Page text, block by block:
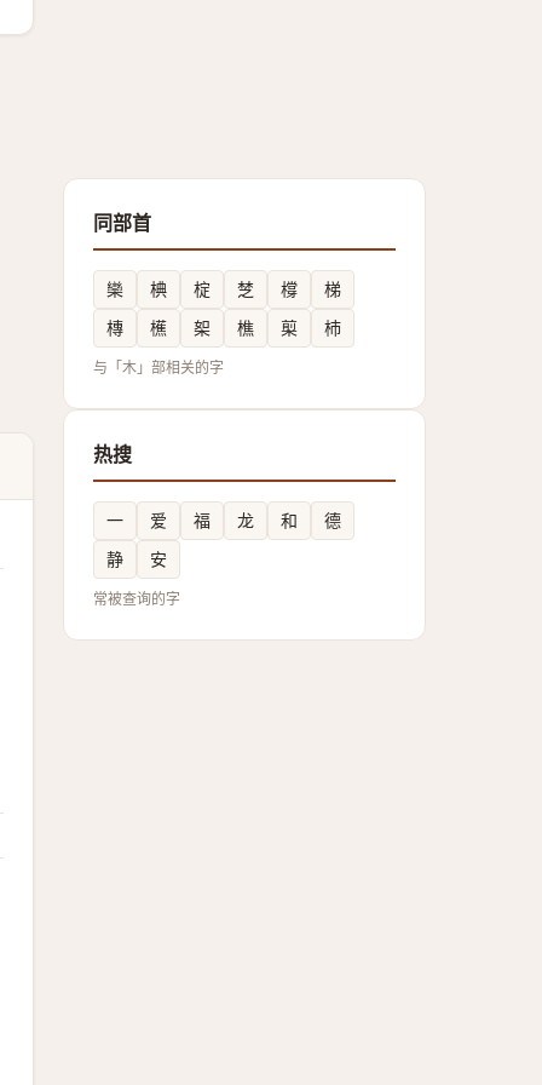
同部首
欒 椣 椗 椘 橕
梯
槫
櫵 桇 樵 㮍 杮
与「木」部相关的字
热搜
一 爱 福 龙 和
德
静
安
常被查询的字